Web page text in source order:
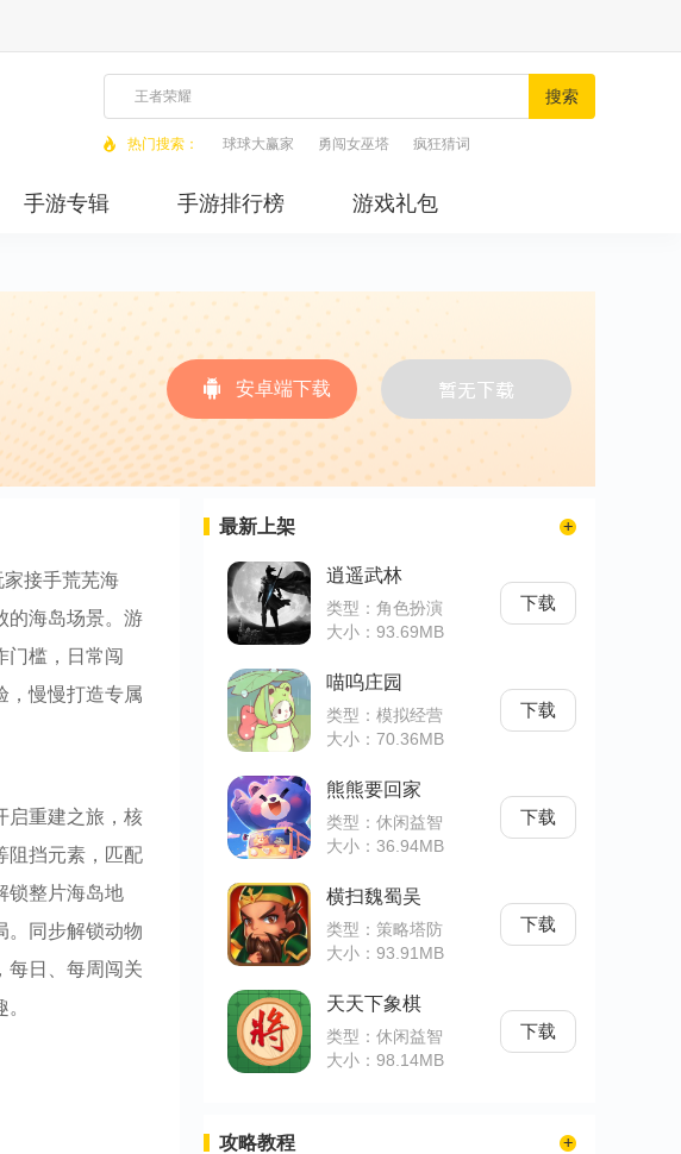
搜索
热门搜索： 球球大赢家 勇闯女巫塔 疯狂猜词
手游专辑 手游排行榜 游戏礼包
安卓端下载
接手荒芜海
的海岛场景。游
门槛，日常闯
，慢慢打造专属
启重建之旅，核
阻挡元素，匹配
锁整片海岛地
。同步解锁动物
每日、每周闯关
最新上架
逍遥武林
类型：角色扮演
大小：93.69MB
下载
喵呜庄园
类型：模拟经营
大小：70.36MB
下载
熊熊要回家
类型：休闲益智
大小：36.94MB
下载
横扫魏蜀吴
类型：策略塔防
大小：93.91MB
下载
天天下象棋
类型：休闲益智
大小：98.14MB
下载
攻略教程